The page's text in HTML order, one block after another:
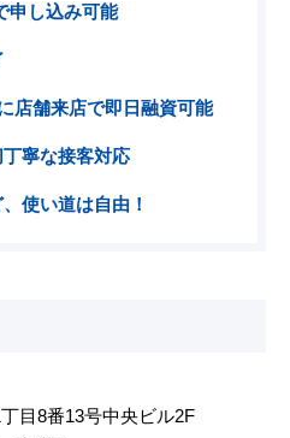
申し込み可能
店舗来店で即日融資可能
寧な接客対応
使い道は自由！
目8番13号中央ビル2F